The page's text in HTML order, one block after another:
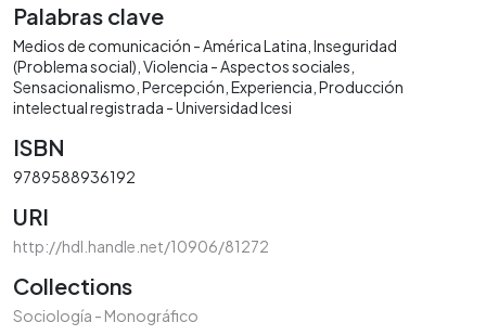
Palabras clave
Medios de comunicación - América Latina Inseguridad
(Problema social) Violencia - Aspectos sociales
Sensacionalismo Percepción Experiencia Producción
intelectual registrada - Universidad Icesi
ISBN
9789588936192
URI
http://hdl.handle.net/10906/81272
Collections
Sociología - Monográfico